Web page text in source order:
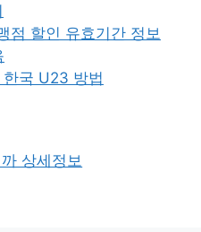
점 할인 유효기간 정보
국 U23 방법
상세정보